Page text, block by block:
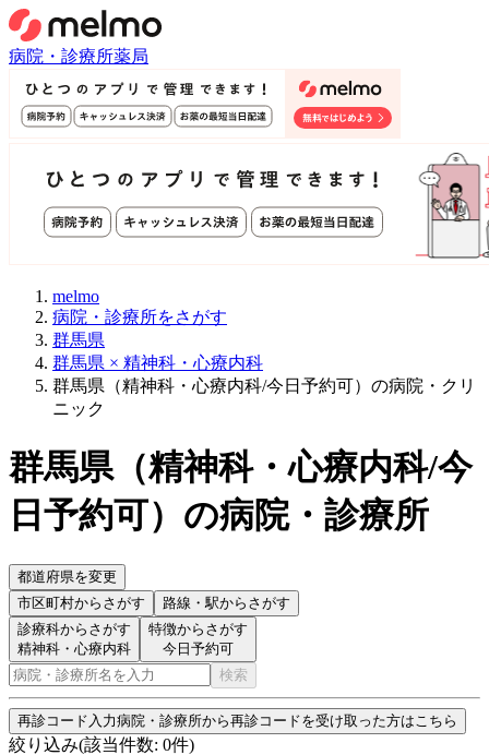
病院・診療所薬局
melmo
病院・診療所をさがす
群馬県
群馬県 × 精神科・心療内科
群馬県（精神科・心療内科/今日予約可）の病院・クリ
ニック
群馬県（精神科・心療内科/今
日予約可） の病院・診療所
都道府県を変更
市区町村からさがす 路線・駅からさがす
診療科からさがす
精神科・心療内科
特徴からさがす
今日予約可
検索
再診コード入力病院・診療所から再診コードを受け取った方はこちら
絞り込み(該当件数: 0件)